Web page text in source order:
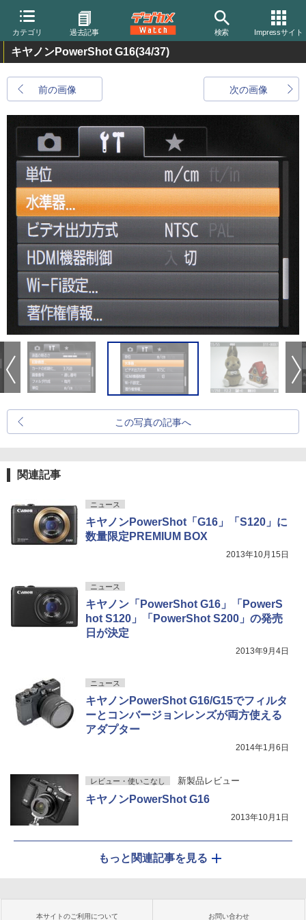
カテゴリ 過去記事 検索 Impressサイト
キヤノンPowerShot G16(34/37)
前の画像 次の画像
この写真の記事へ
関連記事
ニュース
キヤノンPowerShot「G16」「S120」に
数量限定PREMIUM BOX
2013年10月15日
ニュース
キヤノン「PowerShot G16」「PowerS
hot S120」「PowerShot S200」の発売
日が決定
2013年9月4日
ニュース
キヤノンPowerShot G16/G15でフィルタ
ーとコンバージョンレンズが両方使える
アダプター
2014年1月6日
レビュー・使いこなし 新製品レビュー
キヤノンPowerShot G16
2013年10月1日
もっと関連記事を見る
本サイトのご利用について お問い合わせ